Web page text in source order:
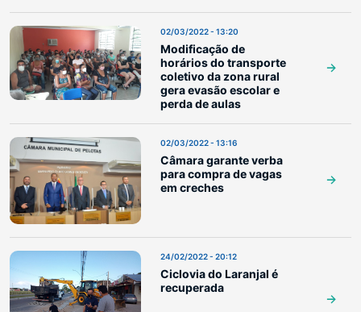
02/03/2022 - 13:20
Modificação de
horários do transporte
coletivo da zona rural
gera evasão escolar e
perda de aulas
02/03/2022 - 13:16
Câmara garante verba
para compra de vagas
em creches
24/02/2022 - 20:12
Ciclovia do Laranjal é
recuperada